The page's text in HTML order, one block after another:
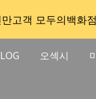
to main content
만고객 모두의백화
오섹시